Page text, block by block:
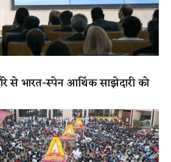
से भारत-स्पेन आर्थिक साझेदारी को